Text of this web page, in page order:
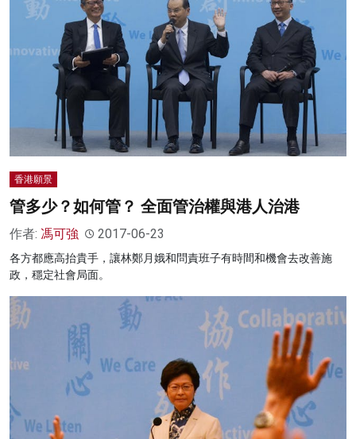
香港願景
管多少？如何管？ 全面管治權與港人治港
作者: 馮可強 2017-06-23
各方都應高抬貴手，讓林鄭月娥和問責班子有時間和機會去改善施
政，穩定社會局面。